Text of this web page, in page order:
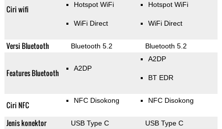
Ciri wifi Hotspot WiFi
WiFi Direct
Hotspot WiFi
WiFi Direct
Versi Bluetooth Bluetooth 5.2 Bluetooth 5.2
Features Bluetooth A2DP
A2DP
BT EDR
Ciri NFC NFC Disokong NFC Disokong
Jenis konektor USB Type C USB Type C